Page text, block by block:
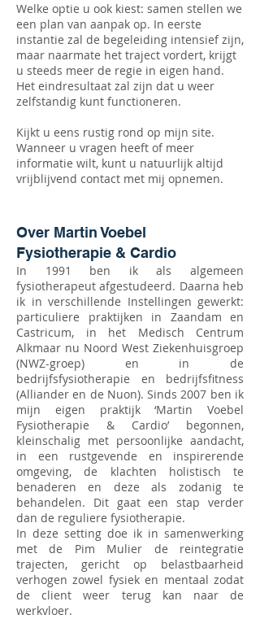
Welke optie u ook kiest: samen stellen we
een plan van aanpak op. In eerste
instantie zal de begeleiding intensief zijn,
maar naarmate het traject vordert, krijgt
u steeds meer de regie in eigen hand.
Het eindresultaat zal zijn dat u weer
zelfstandig kunt functioneren.
Kijkt u eens rustig rond op mijn site.
Wanneer u vragen heeft of meer
informatie wilt, kunt u natuurlijk altijd
vrijblijvend contact met mij opnemen.
Over Martin Voebel
Fysiotherapie & Cardio
In 1991 ben ik als algemeen
fysiotherapeut afgestudeerd. Daarna heb
ik in verschillende Instellingen gewerkt:
particuliere praktijken in Zaandam en
Castricum, in het Medisch Centrum
Alkmaar nu Noord West Ziekenhuisgroep
(NWZ-groep) en in de
bedrijfsfysiotherapie en bedrijfsfitness
(Alliander en de Nuon). Sinds 2007 ben ik
mijn eigen praktijk ‘Martin Voebel
Fysiotherapie & Cardio’ begonnen,
kleinschalig met persoonlijke aandacht,
in een rustgevende en inspirerende
omgeving, de klachten holistisch te
benaderen en deze als zodanig te
behandelen. Dit gaat een stap verder
dan de reguliere fysiotherapie.
In deze setting doe ik in samenwerking
met de Pim Mulier de reintegratie
trajecten, gericht op belastbaarheid
verhogen zowel fysiek en mentaal zodat
de client weer terug kan naar de
werkvloer.